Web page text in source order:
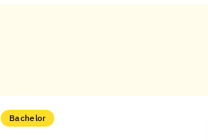
Bachelor